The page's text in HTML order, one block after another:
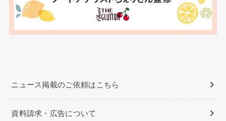
ニュース掲載のご依頼はこちら
資料請求・広告について